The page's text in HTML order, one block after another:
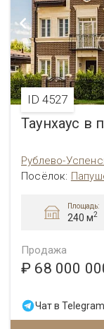
ID 4527
Таунхаус в
Рублево-
Посёлок:
Площадь:
240 м2
Продажа
₽ 68 000
Чат в Telegram